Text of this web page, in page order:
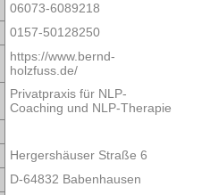
06073-6089218
0157-50128250
https://www.bernd-
holzfuss.de/
Privatpraxis für NLP-
Coaching und NLP-Therapie
Hergershäuser Straße 6
D-64832 Babenhausen